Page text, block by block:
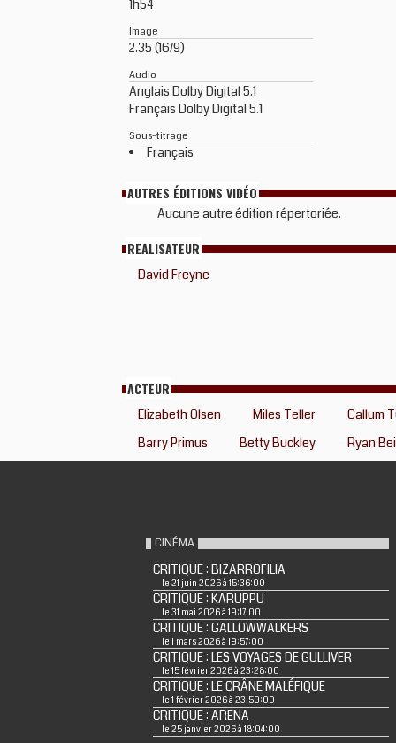
1h54
Image
2.35 (16/9)
Audio
Anglais Dolby Digital 5.1
Français Dolby Digital 5.1
Sous-titrage
Français
AUTRES ÉDITIONS VIDÉO
Aucune autre édition répertoriée.
REALISATEUR
David Freyne
ACTEUR
Elizabeth Olsen Miles Teller
Callum
Barry Primus
Betty Buckley Ryan
CINÉMA
CRITIQUE : BIZARROFILIA
le 21 juin 2026 à 15:36:00
CRITIQUE : KARUPPU
le 31 mai 2026 à 19:17:00
CRITIQUE : GALLOWWALKERS
le 1 mars 2026 à 19:57:00
CRITIQUE : LES VOYAGES DE GULLIVER
le 15 février 2026 à 23:28:00
CRITIQUE : LE CRÂNE MALÉFIQUE
le 1 février 2026 à 23:59:00
CRITIQUE : ARENA
le 25 janvier 2026 à 18:04:00